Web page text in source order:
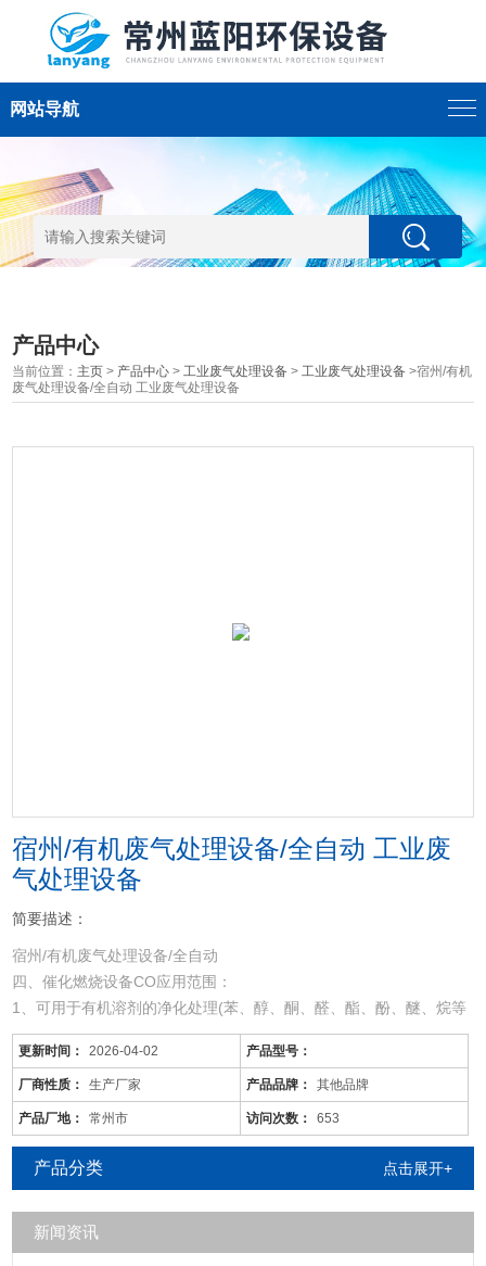
网站导航
产品中心
当前位置： 主页 > 产品中心 >工业废气处理设备 >工业废气处理设备 >宿州/有机
废气处理设备/全自动 工业废气处理设备
宿州/有机废气处理设备/全自动 工业废
气处理设备
简要描述：
宿州/有机废气处理设备/全自动
四、催化燃烧设备CO应用范围：
1、可用于有机溶剂的净化处理(苯、醇、酮、醛、酯、酚、醚、烷等
混合有机废气)。
2、适用于电线、电缆、漆包线、机械、电机、化工、仪表、汽车、
自行车、摩托车、发动机、磁带、塑料、家用电器等行业的有机废气
净化。
3、可用于各种烘道、印铁制罐、表面喷涂。印刷油墨、机电绝缘处
理、皮鞋粘胶等烘干线，净化各工序产生的有机废
更新时间： 2026-04-02 产品型号：
厂商性质： 生产厂家 产品品牌： 其他品牌
产品厂地： 常州市 访问次数： 653
产品分类 点击展开+
新闻资讯